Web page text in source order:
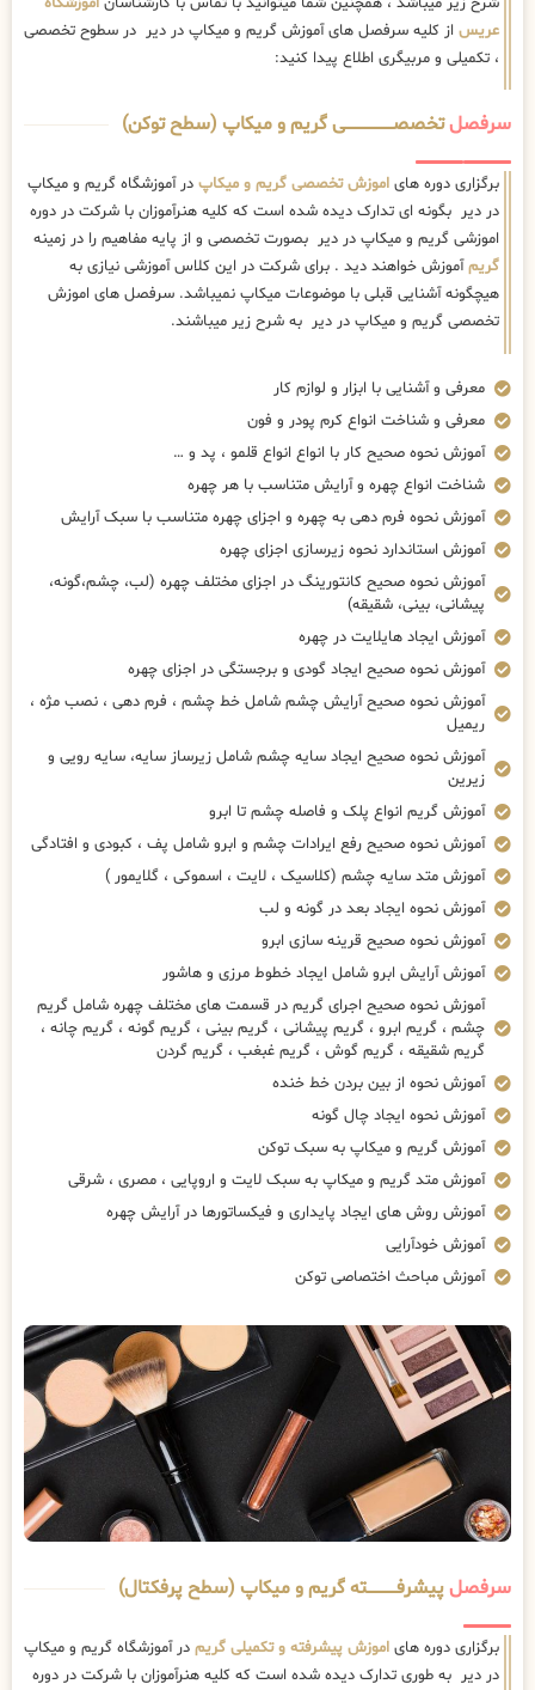
عریس از کلیه سرفصل های آموزش گریم و میکاپ در دیر در سطوح تخصصی
، تکمیلی و مربیگری اطلاع پیدا کنید:
سرفصلتخصصــــــــــــــــــــی گریم و میکاپ (سطح توکن)
برگزاری دوره های اموزش تخصصی گریم و میکاپ در آموزشگاه گریم و میکاپ
در دیر بگونه ای تدارک دیده شده است که کلیه هنرآموزان با شرکت در دوره
اموزشی گریم و میکاپ در دیر بصورت تخصصی و از پایه مفاهیم را در زمینه
گریمآموزش خواهند دید . برای شرکت در این کلاس آموزشی نیازی به
هیچگونه آشنایی قبلی با موضوعات میکاپ نمیباشد. سرفصل های اموزش
تخصصی گریم و میکاپ در دیر به شرح زیر میباشند.
معرفی و آشنایی با ابزار و لوازم کار
معرفی و شناخت انواع کرم پودر و فون
آموزش نحوه صحیح کار با انواع انواع قلمو ، پد و …
شناخت انواع چهره و آرایش متناسب با هر چهره
آموزش نحوه فرم دهی به چهره و اجزای چهره متناسب با سبک آرایش
آموزش استاندارد نحوه زیرسازی اجزای چهره
آموزش نحوه صحیح کانتورینگ در اجزای مختلف چهره (لب، چشم،گونه،
پیشانی، بینی، شقیقه)
آموزش ایجاد هایلایت در چهره
آموزش نحوه صحیح ایجاد گودی و برجستگی در اجزای چهره
آموزش نحوه صحیح آرایش چشم شامل خط چشم ، فرم دهی ، نصب مژه ،
ریمیل
آموزش نحوه صحیح ایجاد سایه چشم شامل زیرساز سایه، سایه رویی و
زیرین
آموزش گریم انواع پلک و فاصله چشم تا ابرو
آموزش نحوه صحیح رفع ایرادات چشم و ابرو شامل پف ، کبودی و افتادگی
آموزش متد سایه چشم (کلاسیک ، لایت ، اسموکی ، گلایمور )
آموزش نحوه ایجاد بعد در گونه و لب
آموزش نحوه صحیح قرینه سازی ابرو
آموزش آرایش ابرو شامل ایجاد خطوط مرزی و هاشور
آموزش نحوه صحیح اجرای گریم در قسمت های مختلف چهره شامل گریم
چشم ، گریم ابرو ، گریم پیشانی ، گریم بینی ، گریم گونه ، گریم چانه ،
گریم شقیقه ، گریم گوش ، گریم غبغب ، گریم گردن
آموزش نحوه از بین بردن خط خنده
آموزش نحوه ایجاد چال گونه
آموزش گریم و میکاپ به سبک توکن
آموزش متد گریم و میکاپ به سبک لایت و اروپایی ، مصری ، شرقی
آموزش روش های ایجاد پایداری و فیکساتورها در آرایش چهره
آموزش خودآرایی
آموزش مباحث اختصاصی توکن
سرفصلپیشرفــــــــــــته گریم و میکاپ (سطح پرفکتال)
برگزاری دوره های اموزش پیشرفته و تکمیلی گریم در آموزشگاه گریم و میکاپ
در دیر به طوری تدارک دیده شده است که کلیه هنرآموزان با شرکت در دوره